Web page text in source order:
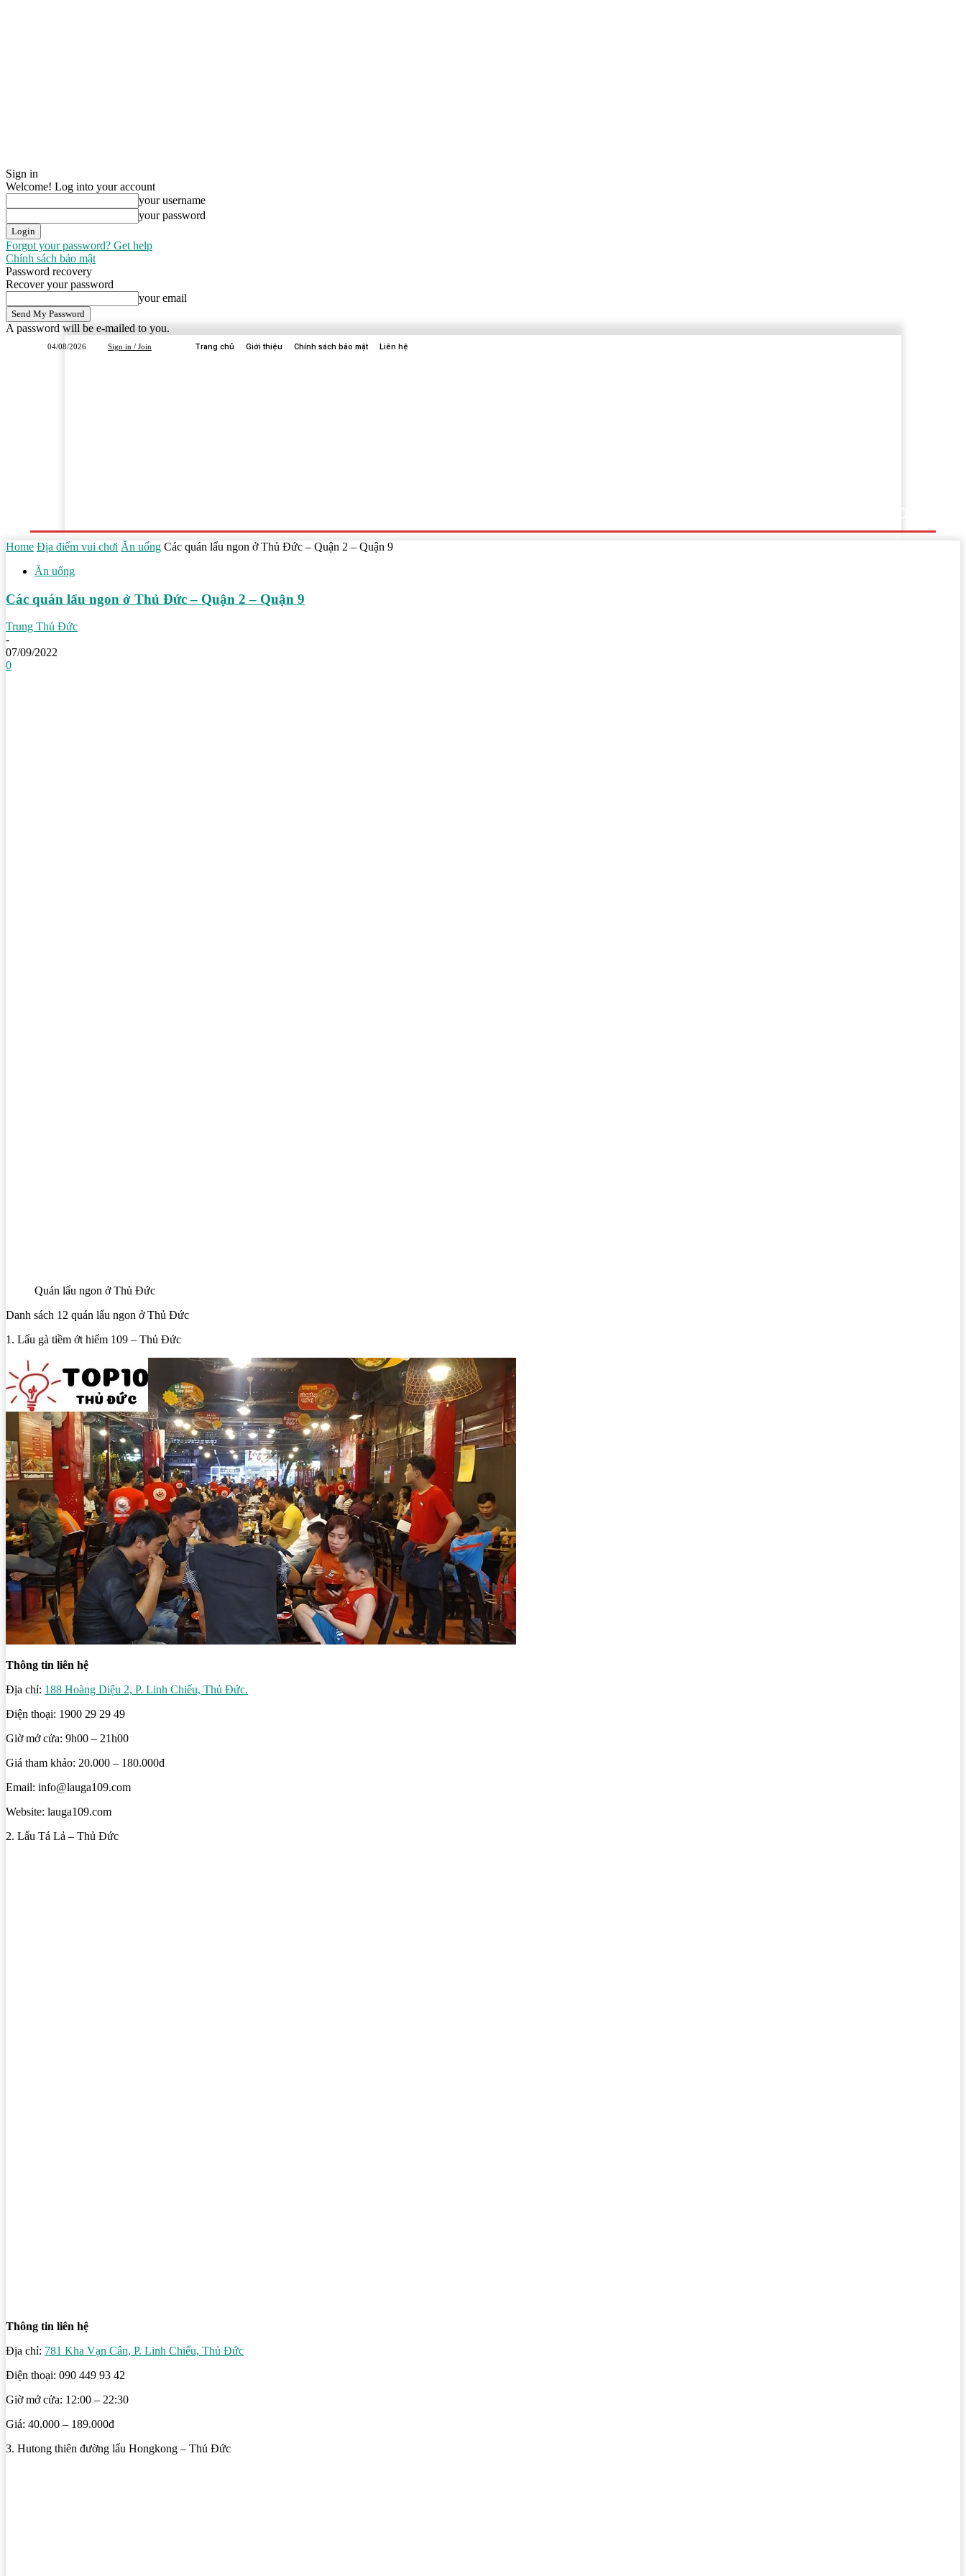
Sign in
Welcome! Log into your account
your username
your password
Forgot your password? Get help
Chính sách bảo mật
Password recovery
Recover your password
your email
A password will be e-mailed to you.
04/08/2026 Sign in / Join Trang chủ Giới thiệu Chính sách bảo mật Liên hệ
Home Địa điểm vui chơi Ăn uống Các quán lẩu ngon ở Thủ Đức – Quận 2 – Quận 9
Ăn uống
Các quán lẩu ngon ở Thủ Đức – Quận 2 – Quận 9
Trung Thủ Đức
-
07/09/2022
0
Quán lẩu ngon ở Thủ Đức
Danh sách 12 quán lẩu ngon ở Thủ Đức
1. Lẩu gà tiềm ớt hiểm 109 – Thủ Đức
Thông tin liên hệ
Địa chỉ: 188 Hoàng Diệu 2, P. Linh Chiểu, Thủ Đức.
Điện thoại: 1900 29 29 49
Giờ mở cửa: 9h00 – 21h00
Giá tham khảo: 20.000 – 180.000đ
Email: info@lauga109.com
Website: lauga109.com
2. Lẩu Tá Lả – Thủ Đức
Thông tin liên hệ
Địa chỉ: 781 Kha Vạn Cân, P. Linh Chiểu, Thủ Đức
Điện thoại: 090 449 93 42
Giờ mở cửa: 12:00 – 22:30
Giá: 40.000 – 189.000đ
3. Hutong thiên đường lẩu Hongkong – Thủ Đức